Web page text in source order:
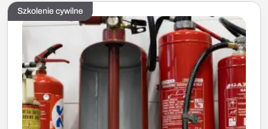
Szkolenie cywilne